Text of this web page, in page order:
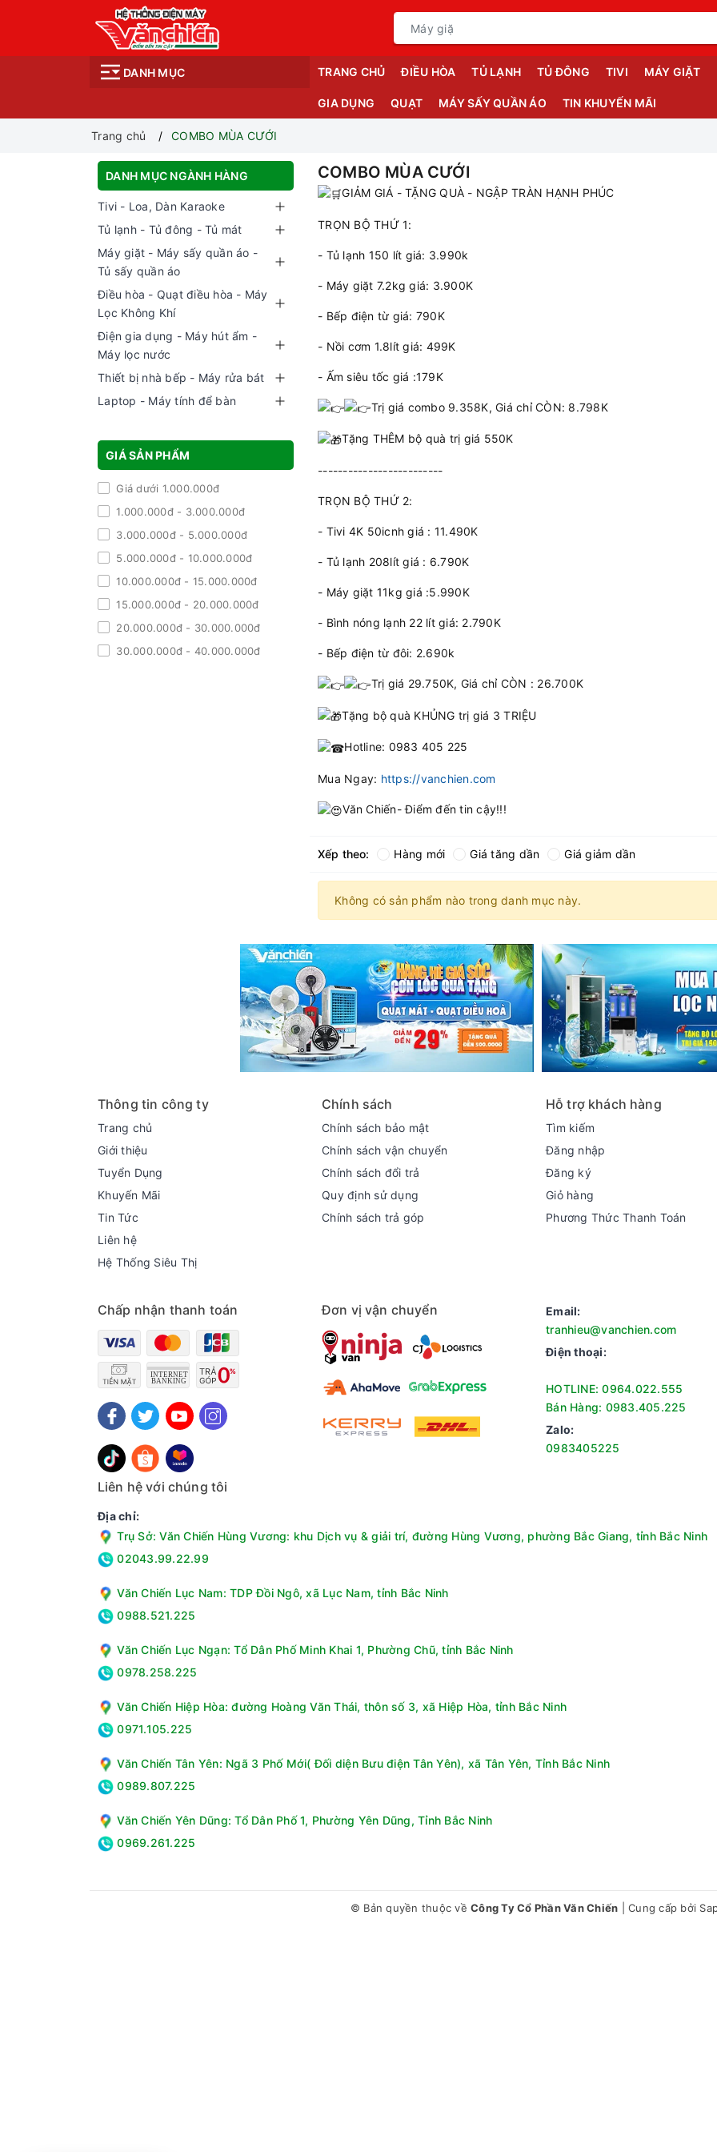
DANH MỤC TRANG CHỦ ĐIỀU HÒA TỦ LẠNH TỦ ĐÔNG TIVI MÁY GIẶT
GIA DỤNG QUẠT MÁY SẤY QUẦN ÁO TIN KHUYẾN MÃI
Trang chủ COMBO MÙA CƯỚI
DANH MỤC NGÀNH HÀNG
Tivi - Loa, Dàn Karaoke
Tủ lạnh - Tủ đông - Tủ mát
Máy giặt - Máy sấy quần áo -
Tủ sấy quần áo
Điều hòa - Quạt điều hòa - Máy
Lọc Không Khí
Điện gia dụng - Máy hút ẩm -
Máy lọc nước
Thiết bị nhà bếp - Máy rửa bát
Laptop - Máy tính để bàn
GIÁ SẢN PHẨM
Giá dưới 1.000.000đ
1.000.000đ - 3.000.000đ
3.000.000đ - 5.000.000đ
5.000.000đ - 10.000.000đ
10.000.000đ - 15.000.000đ
15.000.000đ - 20.000.000đ
20.000.000đ - 30.000.000đ
30.000.000đ - 40.000.000đ
COMBO MÙA CƯỚI
GIẢM GIÁ - TẶNG QUÀ - NGẬP TRÀN HẠNH PHÚC
TRỌN BỘ THỨ 1:
- Tủ lạnh 150 lít giá: 3.990k
- Máy giặt 7.2kg giá: 3.900K
- Bếp điện từ giá: 790K
- Nồi cơm 1.8lít giá: 499K
- Ấm siêu tốc giá :179K
Trị giá combo 9.358K, Giá chỉ CÒN: 8.798K
Tặng THÊM bộ quà trị giá 550K
-------------------------
TRỌN BỘ THỨ 2:
- Tivi 4K 50icnh giá : 11.490K
- Tủ lạnh 208lít giá : 6.790K
- Máy giặt 11kg giá :5.990K
- Bình nóng lạnh 22 lít giá: 2.790K
- Bếp điện từ đôi: 2.690k
Trị giá 29.750K, Giá chỉ CÒN : 26.700K
Tặng bộ quà KHỦNG trị giá 3 TRIỆU
Hotline: 0983 405 225
Mua Ngay: https://vanchien.com
Văn Chiến- Điểm đến tin cậy!!!
Xếp theo: Hàng mới Giá tăng dần Giá giảm dần
Không có sản phẩm nào trong danh mục này.
Thông tin công ty
Trang chủ
Giới thiệu
Tuyển Dụng
Khuyến Mãi
Tin Tức
Liên hệ
Hệ Thống Siêu Thị
Chính sách
Chính sách bảo mật
Chính sách vận chuyển
Chính sách đổi trả
Quy định sử dụng
Chính sách trả góp
Hỗ trợ khách hàng
Tìm kiếm
Đăng nhập
Đăng ký
Giỏ hàng
Phương Thức Thanh Toán
Chấp nhận thanh toán Đơn vị vận chuyển
Email:
tranhieu@vanchien.com
Điện thoại:
HOTLINE: 0964.022.555
Bán Hàng: 0983.405.225
Zalo:
0983405225
Liên hệ với chúng tôi
Địa chỉ:
Trụ Sở: Văn Chiến Hùng Vương: khu Dịch vụ & giải trí, đường Hùng Vương, phường Bắc Giang, tỉnh Bắc Ninh
02043.99.22.99
Văn Chiến Lục Nam: TDP Đồi Ngô, xã Lục Nam, tỉnh Bắc Ninh
0988.521.225
Văn Chiến Lục Ngạn: Tổ Dân Phố Minh Khai 1, Phường Chũ, tỉnh Bắc Ninh
0978.258.225
Văn Chiến Hiệp Hòa: đường Hoàng Văn Thái, thôn số 3, xã Hiệp Hòa, tỉnh Bắc Ninh
0971.105.225
Văn Chiến Tân Yên: Ngã 3 Phố Mới( Đối diện Bưu điện Tân Yên), xã Tân Yên, Tỉnh Bắc Ninh
0989.807.225
Văn Chiến Yên Dũng: Tổ Dân Phố 1, Phường Yên Dũng, Tỉnh Bắc Ninh
0969.261.225
© Bản quyền thuộc về Công Ty Cổ Phần Văn Chiến Cung cấp bởi